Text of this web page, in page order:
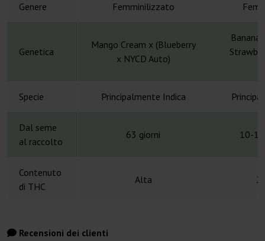
Genere Femminilizzato
Genetica
Mango Cream x (Blueberry
x NYCD Auto)
Banana
Specie Principalmente Indica
Dal seme
al raccolto
63 giorni 10-
Contenuto
di THC
Alta
Recensioni dei clienti